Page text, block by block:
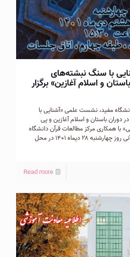
با سنگ نبشته‌های
و اسلام آغازین» برگزار
مفید، نشست علمی «آشنایی با
باستان و اسلام آغازین و پی
با همکاری مرکز مطالعات قرآن دانشگاه
مفید و انجمن مباحثات قرآنی روز چهارشنبه ۲۸ دیماه ۱۴۰۱ در محل
Read more